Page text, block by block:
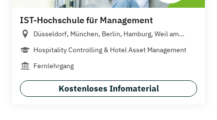
IST-Hochschule für Management
Düsseldorf, München, Berlin, Hamburg, Weil am...
Hospitality Controlling & Hotel Asset Management
Fernlehrgang
Kostenloses Infomaterial